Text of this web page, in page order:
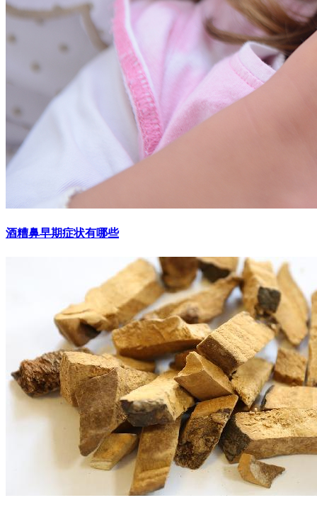
酒糟鼻早期症状有哪些